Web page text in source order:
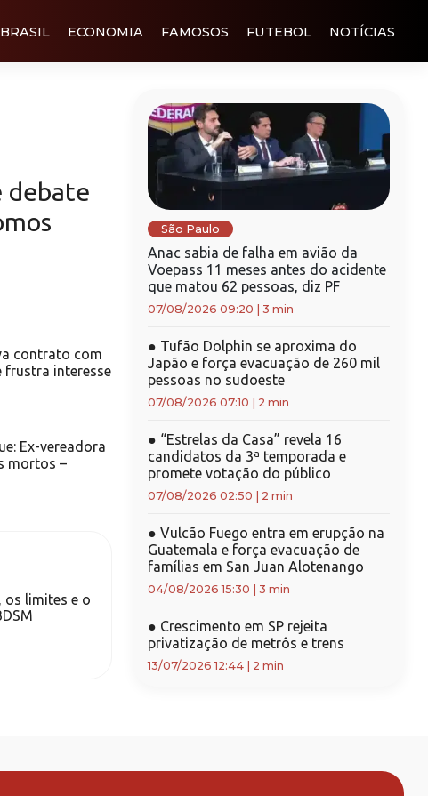
BRASIL ECONOMIA FAMOSOS FUTEBOL NOTÍCIAS
debate
contrato com
frustra interesse
Ex-vereadora
mortos –
os limites e o
São Paulo
Anac sabia de falha em avião da
Voepass 11 meses antes do acidente
que matou 62 pessoas, diz PF
07/08/2026 09:20 3 min
● Tufão Dolphin se aproxima do
Japão e força evacuação de 260 mil
pessoas no sudoeste
07/08/2026 07:10 2 min
● “Estrelas da Casa” revela 16
candidatos da 3ª temporada e
promete votação do público
07/08/2026 02:50 2 min
● Vulcão Fuego entra em erupção na
Guatemala e força evacuação de
famílias em San Juan Alotenango
04/08/2026 15:30 3 min
● Crescimento em SP rejeita
privatização de metrôs e trens
13/07/2026 12:44| 2 min